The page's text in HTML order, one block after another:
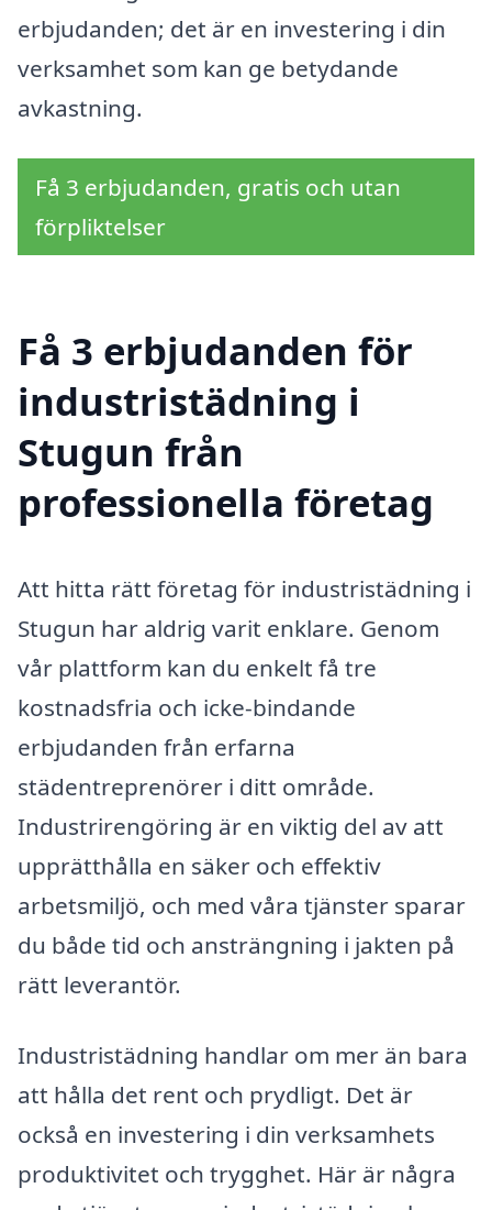
erbjudanden; det är en investering i din
verksamhet som kan ge betydande
avkastning.
Få 3 erbjudanden, gratis och utan
förpliktelser
Få 3 erbjudanden för
industristädning i
Stugun från
professionella företag
Att hitta rätt företag för industristädning i
Stugun har aldrig varit enklare. Genom
vår plattform kan du enkelt få tre
kostnadsfria och icke-bindande
erbjudanden från erfarna
städentreprenörer i ditt område.
Industrirengöring är en viktig del av att
upprätthålla en säker och effektiv
arbetsmiljö, och med våra tjänster sparar
du både tid och ansträngning i jakten på
rätt leverantör.
Industristädning handlar om mer än bara
att hålla det rent och prydligt. Det är
också en investering i din verksamhets
produktivitet och trygghet. Här är några